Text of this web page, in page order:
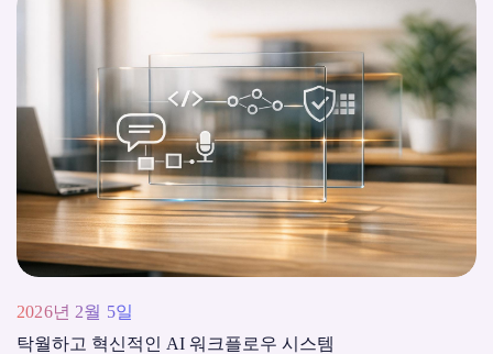
2026년 2월 5일
탁월하고 혁신적인 AI 워크플로우 시스템